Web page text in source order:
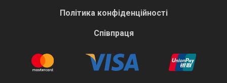
Політика конфіденційності
Співпраця